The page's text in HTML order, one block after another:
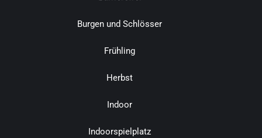
Burgen und Schlösser
Frühling
Herbst
Indoor
Indoorspielplatz